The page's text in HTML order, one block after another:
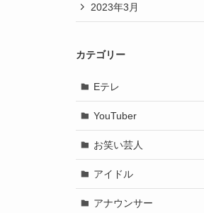
2023年3月
カテゴリー
Eテレ
YouTuber
お笑い芸人
アイドル
アナウンサー